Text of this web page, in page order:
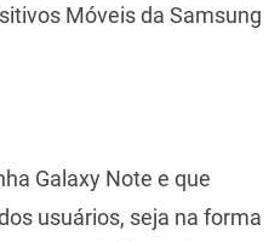
Móveis da Samsung
Galaxy Note e que
usuários, seja na forma